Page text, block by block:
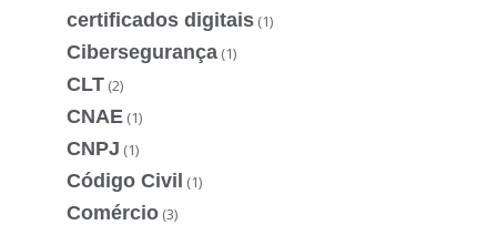
certificados digitais (1)
Cibersegurança (1)
CLT (2)
CNAE (1)
CNPJ (1)
Código Civil (1)
Comércio (3)